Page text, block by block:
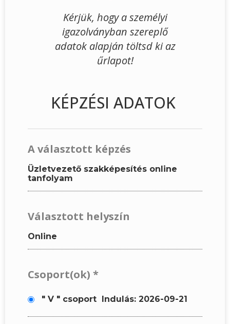
Kérjük, hogy a személyi
igazolványban szereplő
adatok alapján töltsd ki az
űrlapot!
KÉPZÉSI ADATOK
A választott képzés
Üzletvezető szakképesítés online
tanfolyam
Választott helyszín
Online
Csoport(ok) *
" V " csoport Indulás: 2026-09-21